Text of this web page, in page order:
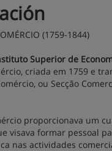
(1759-1844)
Superior de
criada em 1759 e
ou Secção
proporcionava um
visava formar pessoal
nas actividades